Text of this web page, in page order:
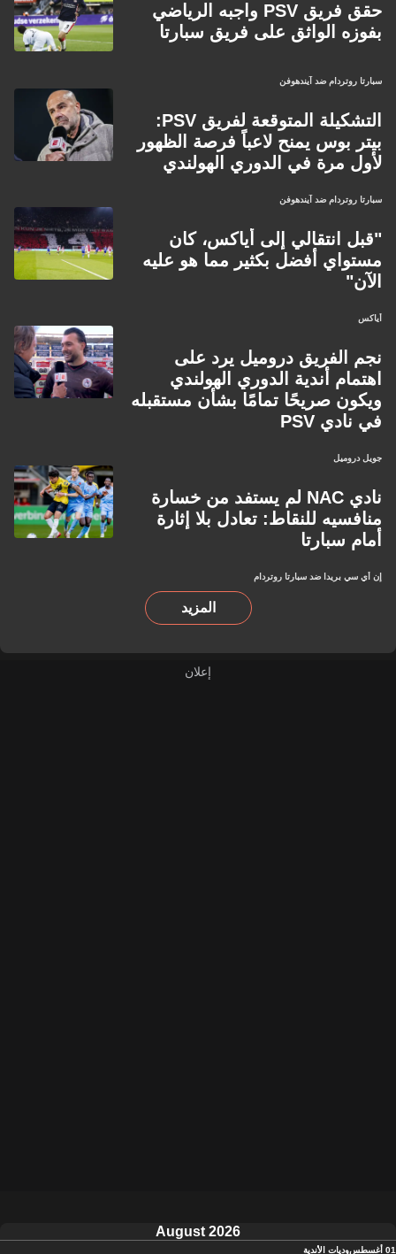
حقق فريق PSV واجبه الرياضي
بفوزه الواثق على فريق سبارتا
سبارتا روتردام ضد آيندهوفن
التشكيلة المتوقعة لفريق PSV:
بيتر بوس يمنح لاعباً فرصة الظهور
لأول مرة في الدوري الهولندي
سبارتا روتردام ضد آيندهوفن
"قبل انتقالي إلى أياكس، كان
مستواي أفضل بكثير مما هو عليه
الآن"
أياكس
نجم الفريق دروميل يرد على
اهتمام أندية الدوري الهولندي
ويكون صريحًا تمامًا بشأن مستقبله
في نادي PSV
جويل دروميل
نادي NAC لم يستفد من خسارة
منافسيه للنقاط: تعادل بلا إثارة
أمام سبارتا
إن أي سي بريدا ضد سبارتا روتردام
المزيد
August 2026
01 أغسطس وديات الأندية